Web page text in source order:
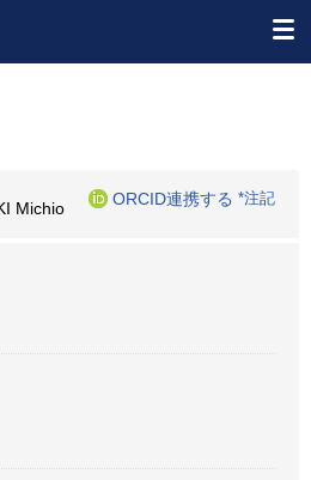
Michio
ORCID連携する *注記